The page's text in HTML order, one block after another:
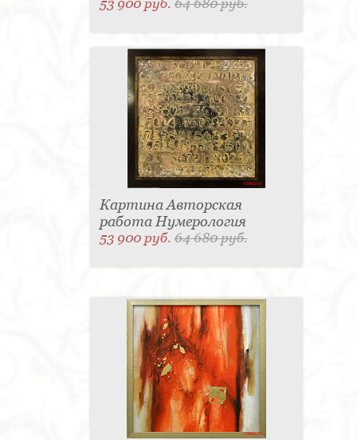
53 900 руб.64 680 руб.
Картина Авторская
работа Нумерология
53 900 руб.64 680 руб.